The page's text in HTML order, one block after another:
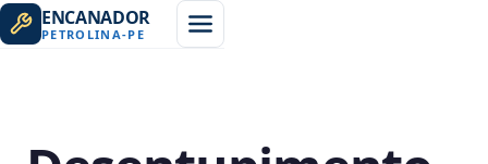
ENCANADOR
PETROLINA-PE